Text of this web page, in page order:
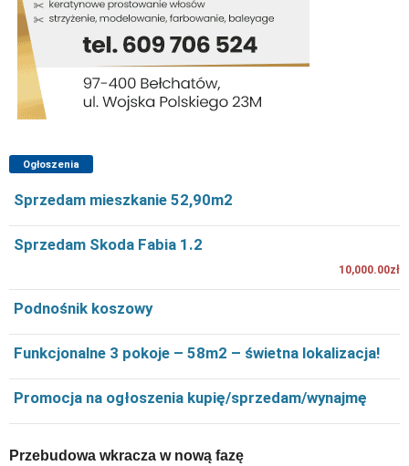
Ogłoszenia
Sprzedam mieszkanie 52,90m2
Sprzedam Skoda Fabia 1.2
10,000.00zł
Podnośnik koszowy
Funkcjonalne 3 pokoje – 58m2 – świetna lokalizacja!
Promocja na ogłoszenia kupię/sprzedam/wynajmę
Przebudowa wkracza w nową fazę